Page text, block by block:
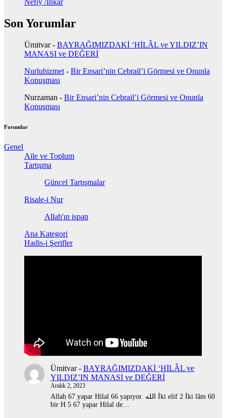
Nefiy /İnkar
Son Yorumlar
Ümitvar- BAYRAĞIMIZDAKİ ‘HİLÂL ve YILDIZ’IN
MANASI ve DEĞERİ
Nurluhizmet - Bir Ensari’nin Cebrail’i Görmesi ve Onunla
Konuşması
Nurzaman - Bir Ensari’nin Cebrail’i Görmesi ve Onunla
Konuşması
Forumlar
Genel
Aile ve Toplum
Tartışma
Güncel Tartışmalar
Risale-i Nur
Allah'ın ispatı
Ana Kategori
Hadis-i Şerifler
Ümitvar- BAYRAĞIMIZDAKİ ‘HİLÂL ve
YILDIZ’IN MANASI ve DEĞERİ
Aralık 2, 2023
Allah 67 yapar Hilal 66 yapıyor. الله İki elif 2 İki lâm 60
bir H 5 67 yapar Hilal de…